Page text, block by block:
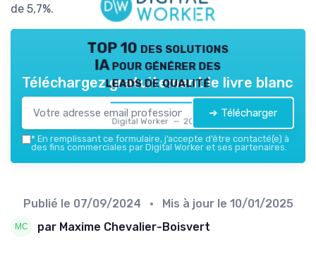
de 5,7%.
TOP 10 des solutions
IA pour générer des
leads de qualité
Digital Worker — 2026
Téléchargez gratuitement le livre blanc
➔ Télécharger
* En remplissant ce formulaire, j’accepte d’être contacté(e) à
des fins commerciales par Digital Worker et ses partenaires.
Publié le 07/09/2024 • Mis à jour le 10/01/2025
par Maxime Chevalier-Boisvert